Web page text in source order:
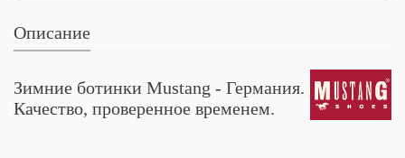
Описание
Зимние ботинки Mustang - Германия.
Качество, проверенное временем.